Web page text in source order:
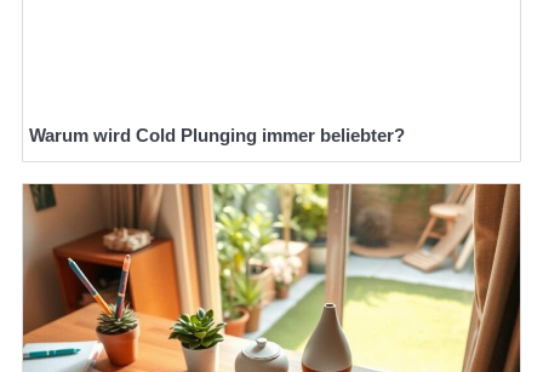
Warum wird Cold Plunging immer beliebter?